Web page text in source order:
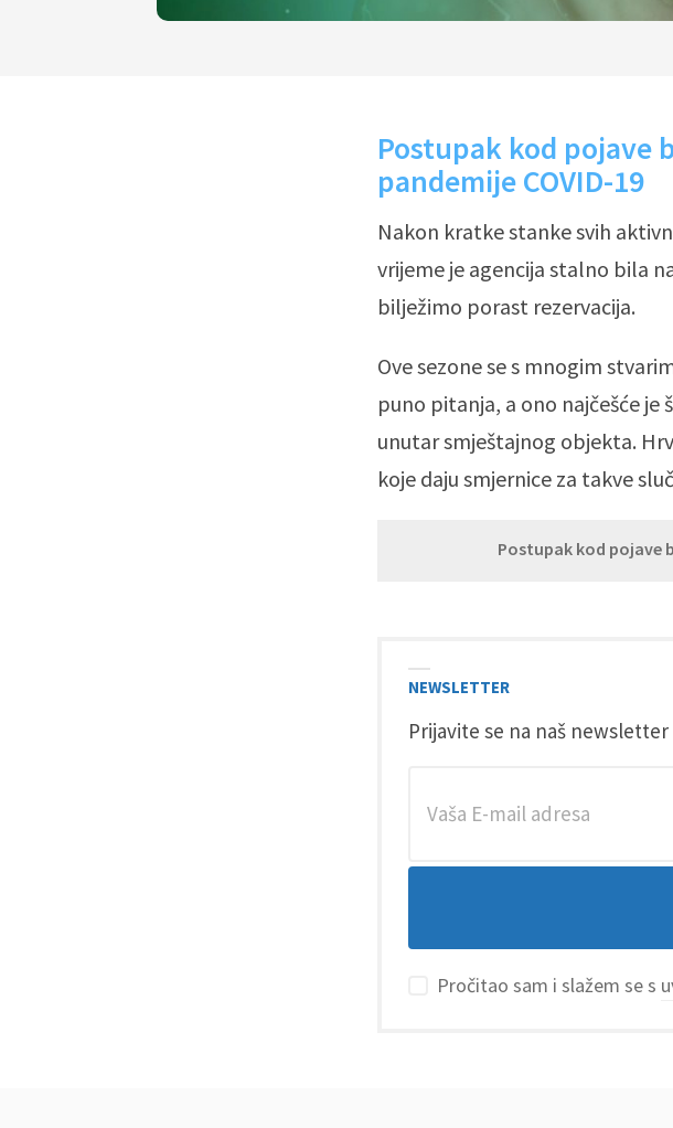
Postupak kod pojave
pandemije COVID-19
Nakon kratke stanke svih
vrijeme je agencija stalno bila
bilježimo porast rezervacija.
Ove sezone se s mnogim
puno pitanja, a ono najčešće je
unutar smještajnog objekta.
koje daju smjernice za takve
Postupak kod pojave
NEWSLETTER
Prijavite se na naš
Pročitao sam i slažem se s